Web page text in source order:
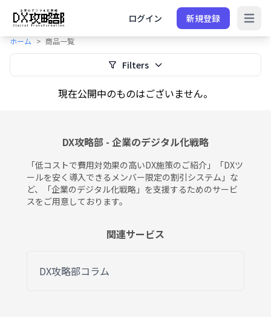
ログイン 新規登録 Open
ホーム 商品一覧
Filters
現在公開中のものはございません。
menu
DX攻略部 - 企業のデジタル化戦略
「低コストで費用対効果の高いDX施策のご紹介」「DXツ
ールを安く導入できるメンバー限定の割引システム」な
ど、「企業のデジタル化戦略」を支援するためのサービ
スをご用意しております。
関連サービス
DX攻略部コラム